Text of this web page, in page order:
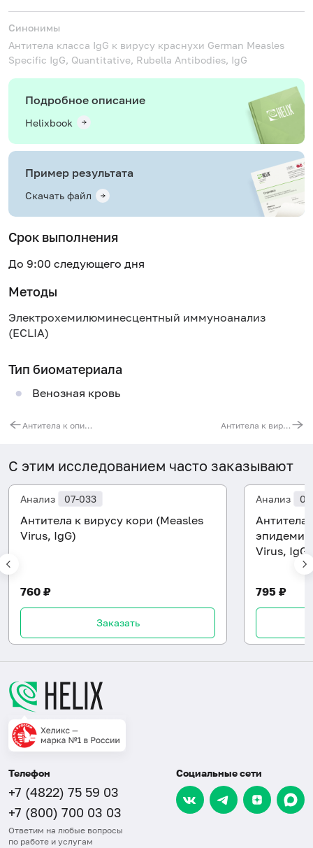
Синонимы
Антитела класса IgG к вирусу краснухи German Measles
Specific IgG, Quantitative, Rubella Antibodies, IgG
Подробное описание
Helixbook
Пример результата
Скачать файл
Срок выполнения
До 9:00 следующего дня
Методы
Электрохемилюминесцентный иммуноанализ
(ECLIA)
Тип биоматериала
Венозная кровь
Антитела к описторхам (Opisthorchis, IgG) Антитела к вирусу краснухи (Rubella, IgM)
С этим исследованием часто заказывают
Анализ 07-033
Антитела к вирусу кори (Measles
Virus, IgG)
760 ₽
Заказать
Анализ
Антитела
Virus, IgG)
795 ₽
Телефон
+7 (4822) 75 59 03
+7 (800) 700 03 03
Ответим на любые вопросы
по работе и услугам
Социальные сети